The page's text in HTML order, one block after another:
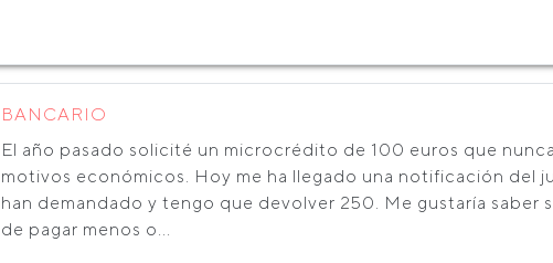
BANCARIO
El año pasado solicité un microcrédito de 100 euros que
motivos económicos. Hoy me ha llegado una notificación del
han demandado y tengo que devolver 250. Me gustaría saber
de pagar menos o...